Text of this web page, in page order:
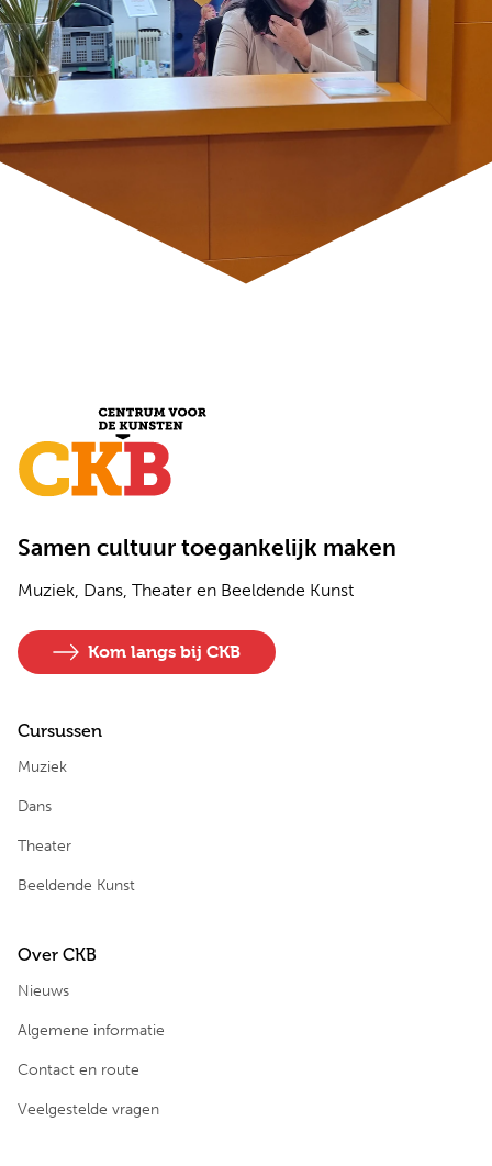
Samen cultuur toegankelijk maken
Muziek, Dans, Theater en Beeldende Kunst
Kom langs bij CKB
Cursussen
Muziek
Dans
Theater
Beeldende Kunst
Over CKB
Nieuws
Algemene informatie
Contact en route
Veelgestelde vragen